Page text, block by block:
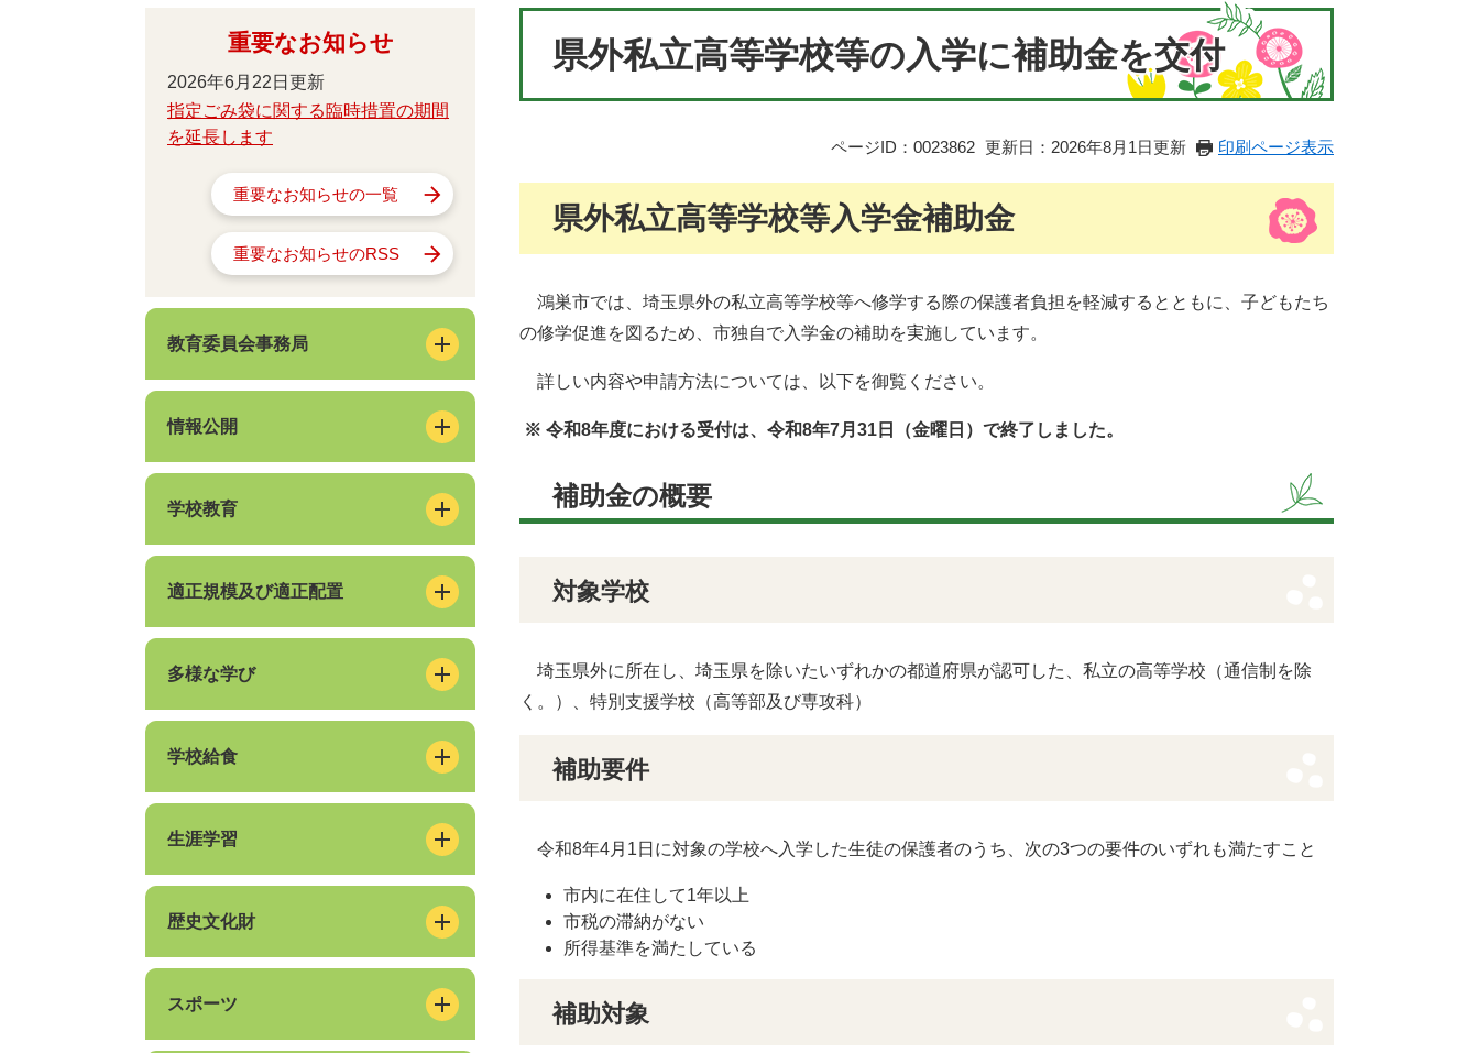
県外私立高等学校等の入学に補助金を交付
ページID：0023862 更新日：2026年8月1日更新 印刷ページ表示
県外私立高等学校等入学金補助金
鴻巣市では、埼玉県外の私立高等学校等へ修学する際の保護者負担を軽減するとともに、子どもたち
の修学促進を図るため、市独自で入学金の補助を実施しています。
詳しい内容や申請方法については、以下を御覧ください。
※ 令和8年度における受付は、令和8年7月31日（金曜日）で終了しました。
補助金の概要
対象学校
埼玉県外に所在し、埼玉県を除いたいずれかの都道府県が認可した、私立の高等学校（通信制を除
く。）、特別支援学校（高等部及び専攻科）
補助要件
令和8年4月1日に対象の学校へ入学した生徒の保護者のうち、次の3つの要件のいずれも満たすこと
市内に在住して1年以上
市税の滞納がない
所得基準を満たしている
補助対象
重要なお知らせ
2026年6月22日更新
指定ごみ袋に関する臨時措置の期間
を延長します
重要なお知らせの一覧
重要なお知らせのRSS
教育委員会事務局
情報公開
学校教育
適正規模及び適正配置
多様な学び
学校給食
生涯学習
歴史文化財
スポーツ